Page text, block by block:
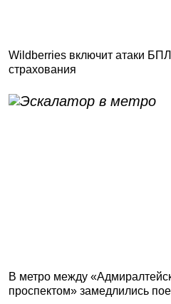
Wildberries включит атаки
страхования
В метро между
проспектом» замедлились